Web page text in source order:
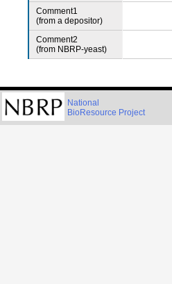
Comment1
(from a depositor)
Comment2
(from NBRP-yeast)
National
BioResource Project